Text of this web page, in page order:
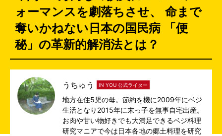
ォーマンスを劇落ちさせ、 命まで
奪いかねない日本の国民病 「便
秘」の革新的解消法とは？
うちゅう IN YOU 公式ライター
地方在住5児の母。節約を機に2009年にベジ
生活となり2015年に末っ子を無事自宅出産。
お肉や甘い物好きでも大満足できるベジ料理
研究マニアで今は日本各地の郷土料理を研究